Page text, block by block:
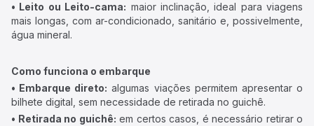
• Leito ou Leito-cama: maior inclinação, ideal para viagens
mais longas, com ar-condicionado, sanitário e, possivelmente,
água mineral.
Como funciona o embarque
• Embarque direto: algumas viações permitem apresentar o
bilhete digital, sem necessidade de retirada no guichê.
• Retirada no guichê: em certos casos, é necessário retirar o